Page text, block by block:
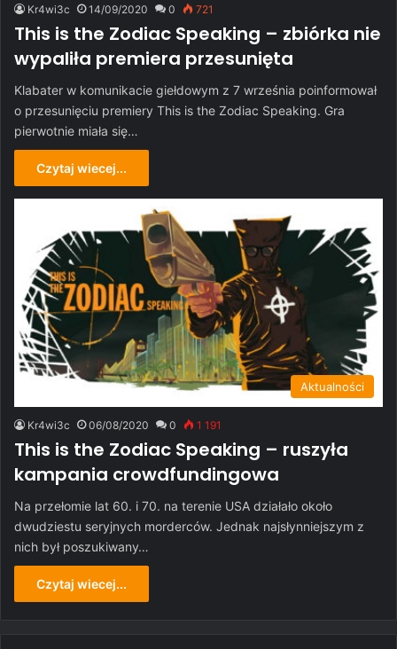
Kr4wi3c 14/09/2020 0 721
This is the Zodiac Speaking – zbiórka nie
wypaliła premiera przesunięta
Klabater w komunikacie giełdowym z 7 września poinformował
o przesunięciu premiery This is the Zodiac Speaking. Gra
pierwotnie miała się…
Czytaj wiecej...
Aktualności
Kr4wi3c 06/08/2020 0 1 191
This is the Zodiac Speaking – ruszyła
kampania crowdfundingowa
Na przełomie lat 60. i 70. na terenie USA działało około
dwudziestu seryjnych morderców. Jednak najsłynniejszym z
nich był poszukiwany…
Czytaj wiecej...